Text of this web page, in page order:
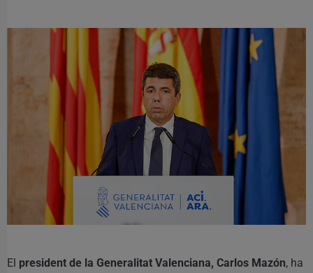
El president de la Generalitat Valenciana, Carlos Mazón, ha